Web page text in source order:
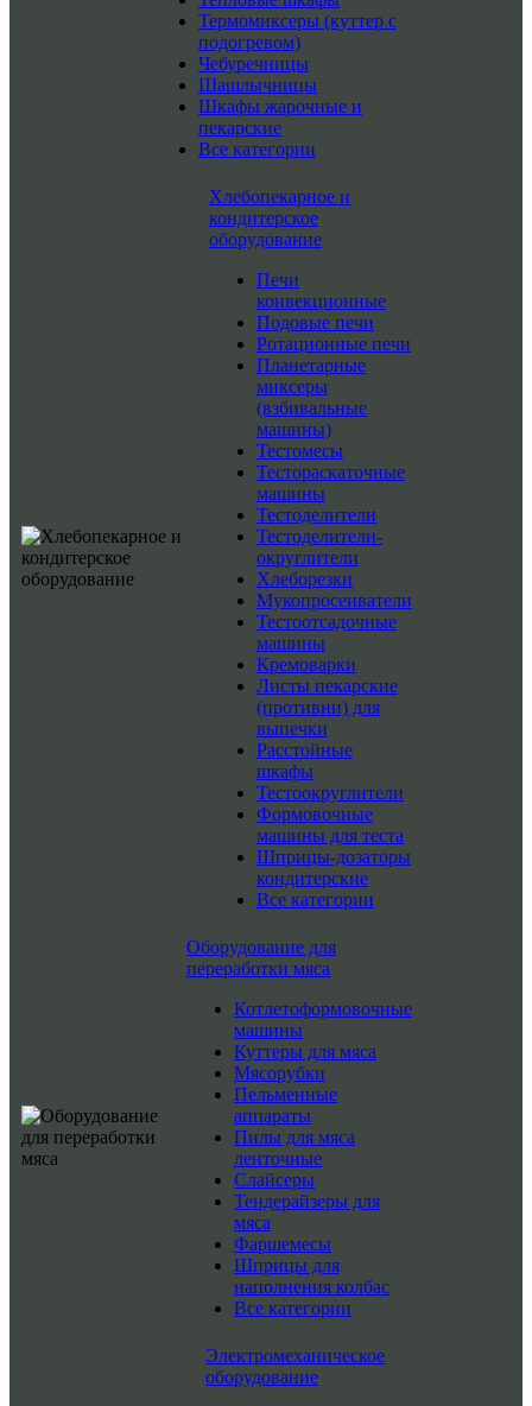
Термомиксеры (куттер с
подогревом)
Чебуречницы
Шашлычницы
Шкафы жарочные и
пекарские
Все категории
Хлебопекарное и
кондитерское
оборудование
Печи
конвекционные
Подовые печи
Ротационные печи
Планетарные
миксеры
(взбивальные
машины)
Тестомесы
Тестораскаточные
машины
Тестоделители
Тестоделители-
округлители
Хлеборезки
Мукопросеиватели
Тестоотсадочные
машины
Кремоварки
Листы пекарские
(противни) для
выпечки
Расстойные
шкафы
Тестоокруглители
Формовочные
машины для теста
Шприцы-дозаторы
кондитерские
Все категории
Оборудование для
переработки мяса
Котлетоформовочные
машины
Куттеры для мяса
Мясорубки
Пельменные
аппараты
Пилы для мяса
ленточные
Слайсеры
Тендерайзеры для
мяса
Фаршемесы
Шприцы для
наполнения колбас
Все категории
Электромеханическое
оборудование